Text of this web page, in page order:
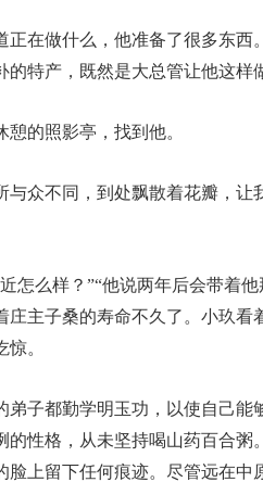
正在做什么，他准备了很多东
的特产，既然是大总管让他这样
憩的照影亭，找到他。
与众不同，到处飘散着花瓣，
怎么样？”“他说两年后会带着
庄主子桑的寿命不久了。小玖
。
弟子都勤学明玉功，以使自己
的性格，从未坚持喝山药百合
脸上留下任何痕迹。尽管远在